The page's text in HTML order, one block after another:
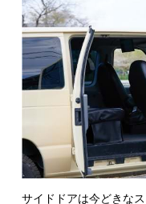
サイドドアは今どきな